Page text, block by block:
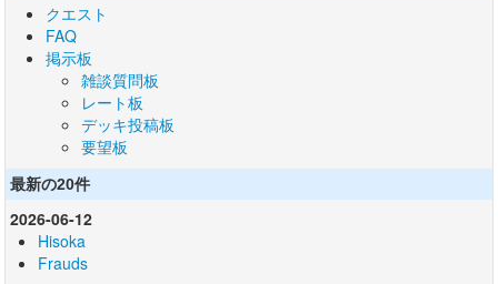
クエスト
FAQ
掲示板
雑談質問板
レート板
デッキ投稿板
要望板
最新の20件
2026-06-12
Hisoka
Frauds